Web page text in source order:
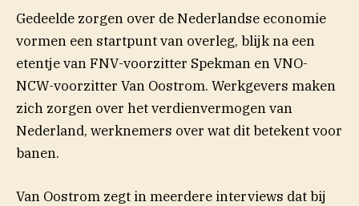
Gedeelde zorgen over de Nederlandse economie
vormen een startpunt van overleg, blijk na een
etentje van FNV-voorzitter Spekman en VNO-
NCW-voorzitter Van Oostrom. Werkgevers maken
zich zorgen over het verdienvermogen van
Nederland, werknemers over wat dit betekent voor
banen.
Van Oostrom zegt in meerdere interviews dat bij